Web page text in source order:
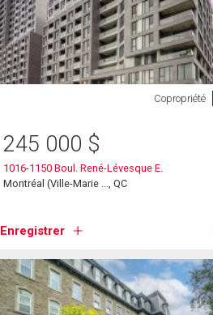
Copropriété
245 000 $
1016-1150 Boul. René-Lévesque E.
Montréal (Ville-Marie ..., QC
Enregistrer